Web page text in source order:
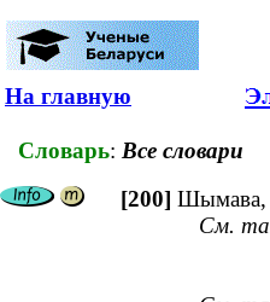
На главную
Словарь: Все словари
[200] Шымава,
См.